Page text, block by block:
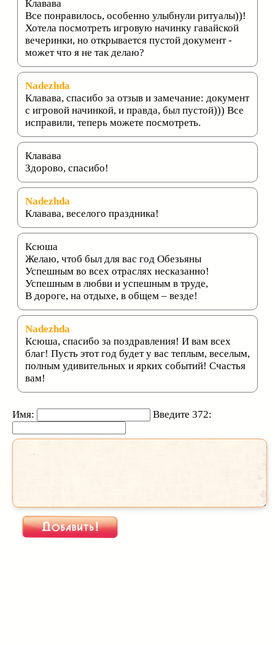
Клавава
Все понравилось, особенно улыбнули ритуалы))!
Хотела посмотреть игровую начинку гавайской
вечеринки, но открывается пустой документ -
может что я не так делаю?
Nadezhda
Клавава, спасибо за отзыв и замечание: документ
с игровой начинкой, и правда, был пустой))) Все
исправили, теперь можете посмотреть.
Клавава
Здорово, спасибо!
Nadezhda
Клавава, веселого праздника!
Ксюша
Желаю, чтоб был для вас год Обезьяны
Успешным во всех отраслях несказанно!
Успешным в любви и успешным в труде,
В дороге, на отдыхе, в общем – везде!
Nadezhda
Ксюша, спасибо за поздравления! И вам всех
благ! Пусть этот год будет у вас теплым, веселым,
полным удивительных и ярких событий! Счастья
вам!
Имя: Введите 372: